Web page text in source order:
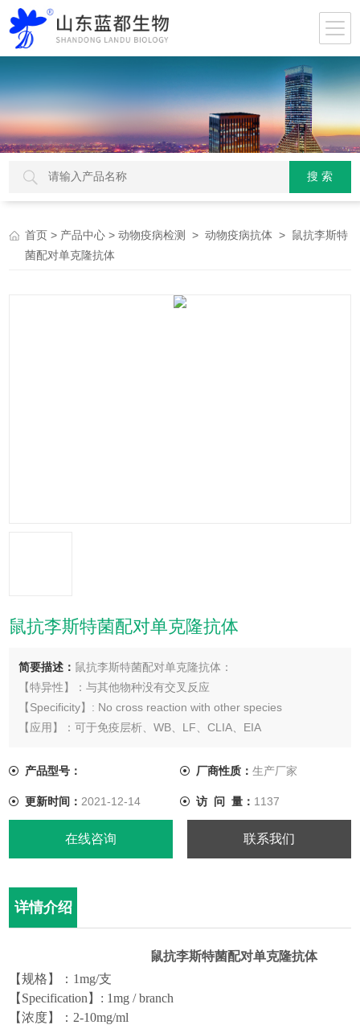
首页 > 产品中心 >动物疫病检测 >动物疫病抗体 > 鼠抗李斯特
菌配对单克隆抗体
鼠抗李斯特菌配对单克隆抗体
简要描述： 鼠抗李斯特菌配对单克隆抗体：
【特异性】：与其他物种没有交叉反应
【Specificity】: No cross reaction with other species
【应用】：可于免疫层析、WB、LF、CLIA、EIA
immunochromatography,WB、LF、CLIA、EIA
产品型号： 厂商性质： 生产厂家
更新时间： 2021-12-14 访 问 量： 1137
在线咨询 联系我们
详情介绍
鼠抗李斯特菌配对单克隆抗体
【规格】：1mg/支
【 Specification 】 : 1mg / branch
【浓度】：2-10mg/ml